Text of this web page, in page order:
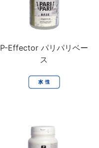
P-Effector パリパリベー
ス